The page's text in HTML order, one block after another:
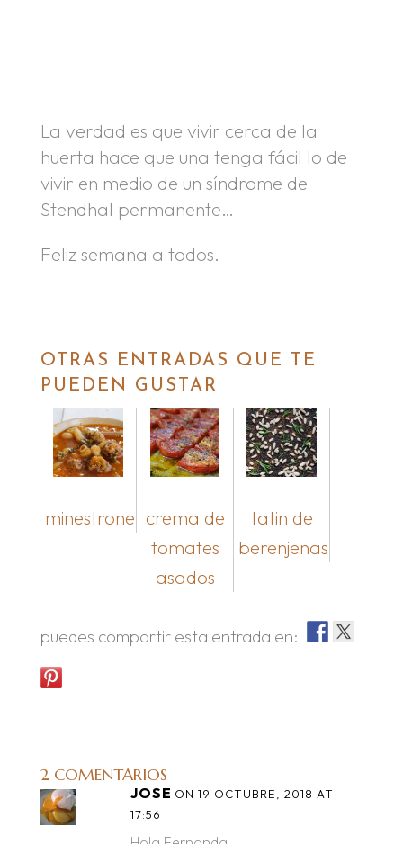
La verdad es que vivir cerca de la
huerta hace que una tenga fácil lo de
vivir en medio de un síndrome de
Stendhal permanente…
Feliz semana a todos.
OTRAS ENTRADAS QUE TE
PUEDEN GUSTAR
minestrone crema de
tomates
asados
tatin de
berenjenas
puedes compartir esta entrada en:
2 COMENTARIOS
JOSE ON 19 OCTUBRE, 2018 AT
17:56